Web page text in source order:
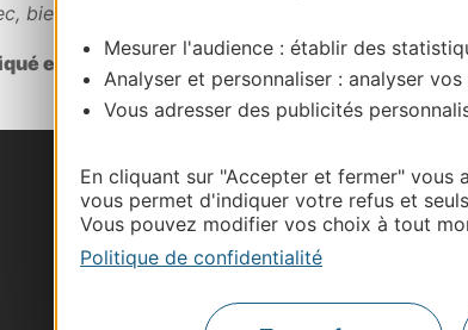
Mesurer l'audience : établir des
Analyser et personnaliser : analyser
Vous adresser des publicités
En cliquant sur "Accepter et fermer"
vous permet d'indiquer votre refus et
Vous pouvez modifier vos choix à tout
Politique de confidentialité
bien souvent pour cette occasion, des
en pdf